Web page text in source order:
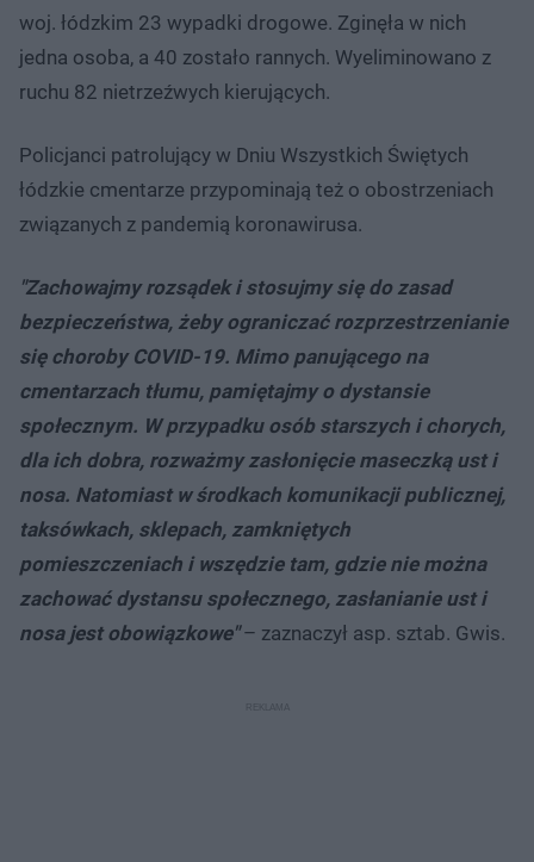
woj. łódzkim 23 wypadki drogowe. Zginęła w nich
jedna osoba, a 40 zostało rannych. Wyeliminowano z
ruchu 82 nietrzeźwych kierujących.
Policjanci patrolujący w Dniu Wszystkich Świętych
łódzkie cmentarze przypominają też o obostrzeniach
związanych z pandemią koronawirusa.
"Zachowajmy rozsądek i stosujmy się do zasad
bezpieczeństwa, żeby ograniczać rozprzestrzenianie
się choroby COVID-19. Mimo panującego na
cmentarzach tłumu, pamiętajmy o dystansie
społecznym. W przypadku osób starszych i chorych,
dla ich dobra, rozważmy zasłonięcie maseczką ust i
nosa. Natomiast w środkach komunikacji publicznej,
taksówkach, sklepach, zamkniętych
pomieszczeniach i wszędzie tam, gdzie nie można
zachować dystansu społecznego, zasłanianie ust i
nosa jest obowiązkowe" – zaznaczył asp. sztab. Gwis.